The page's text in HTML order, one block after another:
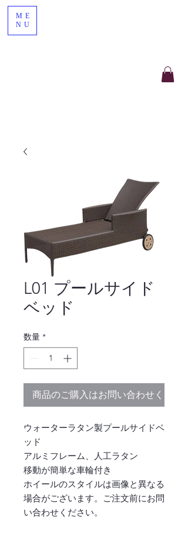
ME
NU
L01 プールサイド
ベッド
数量 *
商品のご購入はお問い合わせください
ウォーターラタン製プールサイドベ
ッド
アルミフレーム、人工ラタン
移動が簡単な車輪付き
ホイールのスタイルは画像と異なる
場合がございます。ご注文前にお問
い合わせください。